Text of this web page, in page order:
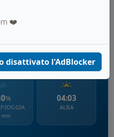
%
mm
04:03
ALBA
❤️
disattivato l'AdBlocker